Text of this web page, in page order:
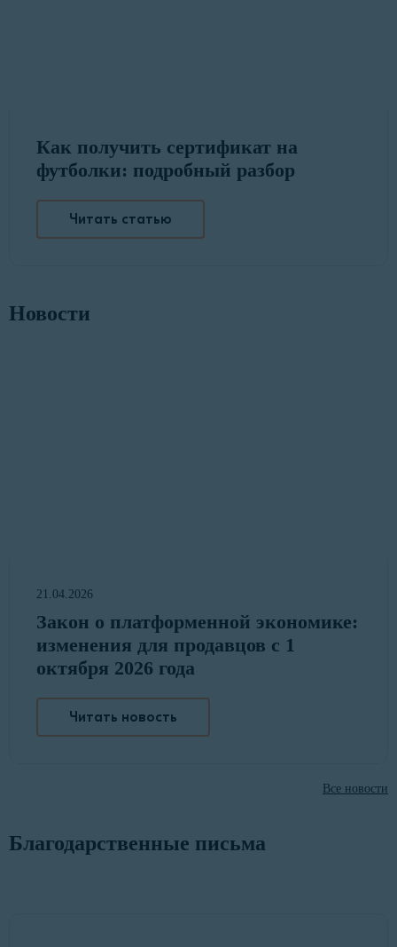
Как получить сертификат на
футболки: подробный разбор
Читать статью
Новости
21.04.2026
Закон о платформенной экономике:
изменения для продавцов с 1
октября 2026 года
Читать новость
Все новости
Благодарственные письма